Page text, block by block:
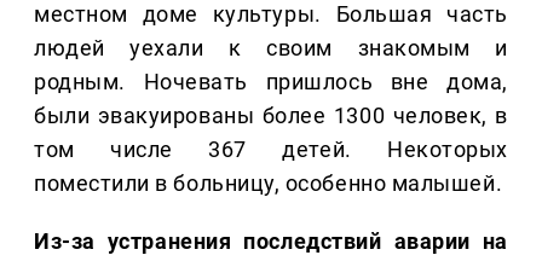
местном доме культуры. Большая часть
людей уехали к своим знакомым и
родным. Ночевать пришлось вне дома,
были эвакуированы более 1300 человек, в
том числе 367 детей. Некоторых
поместили в больницу, особенно малышей.
Из-за устранения последствий аварии на